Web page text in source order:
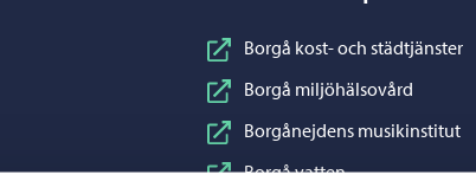
Borgå kost- och städtjänster
Borgå miljöhälsovård
Borgånejdens musikinstitut
Borgå vatten